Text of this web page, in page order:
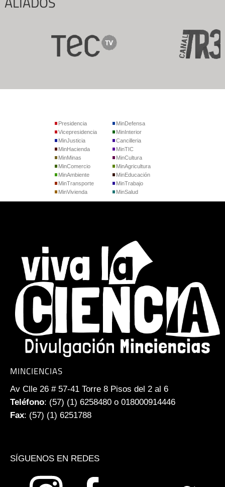
Presidencia
Vicepresidencia
MinJusticia
MinDefensa
MinInterior
Cancilleria
MinHacienda
MinMinas
MinComercio
MinTIC
MinCultura
MinAgricultura
MinAmbiente
MinTransporte
MinVivienda
MinEducación
MinTrabajo
MinSalud
MINCIENCIAS
Av Clle 26 # 57-41 Torre 8 Pisos del 2 al 6
Teléfono: (57) (1) 6258480 o 018000914446
Fax: (57) (1) 6251788
SÍGUENOS EN REDES